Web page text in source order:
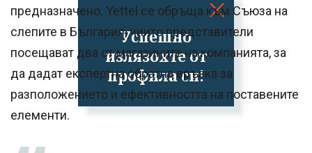
Успешно
излязохте от
профила си!
предназначено. Yettel се обръща към Съюза на
слепите в България, чиито представители
посещават два от магазините на компанията, за
да дадат експертна обратна връзка за
разположението и ефективността на поставените
елементи.